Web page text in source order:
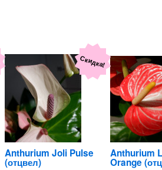
Скидка!
Anthurium Joli Pulse
(отцвел)
Anthurium
Orange